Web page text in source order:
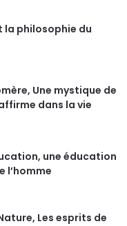
la philosophie du
Une mystique de
dans la vie
une éducation
l’homme
Les esprits de